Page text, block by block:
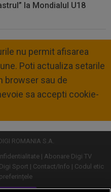
la Mondialul U18
nu permit afisarea
Poti actualiza setarile
browser sau de
sa accepti cookie-
ROMANIA S.A.
Abonare Digi TV
Sport Contact/Info
Codul etic